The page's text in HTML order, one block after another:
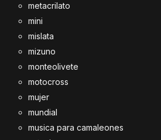
metacrilato
mini
mislata
mizuno
monteolivete
motocross
mujer
mundial
musica para camaleones